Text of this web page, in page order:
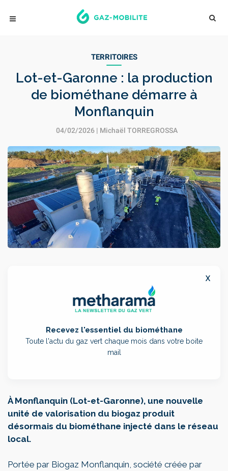
TERRITOIRES
Lot-et-Garonne : la production
de biométhane démarre à
Monflanquin
04/02/2026 | Michaël TORREGROSSA
x
Recevez l'essentiel du biométhane
Toute l'actu du gaz vert chaque mois dans votre boite
mail
À Monflanquin (Lot-et-Garonne), une nouvelle
unité de valorisation du biogaz produit
désormais du biométhane injecté dans le réseau
local.
Portée par Biogaz Monflanquin, société créée par